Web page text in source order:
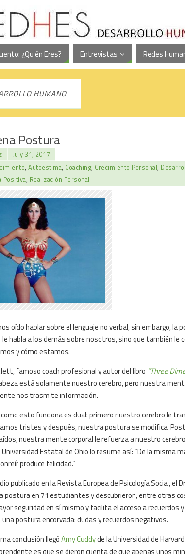
¿Quién Eres? Entrevistas Redes
HUMANO
Postura
July 31, 2017
, Autoestima, Coaching, Crecimiento Personal,
Positiva, Realización Personal
oído hablar sobre el lenguaje no verbal, sin embargo, la
habla a los demás sobre nosotros, sino que también le
y cómo estamos.
famoso coach profesional y autor del libro “Three
está solamente nuestro cerebro, pero nuestra
nos trasmite información.
esto funciona es dual: primero nuestro cerebro le
tristes y después, nuestra postura se modifica.
nuestra mente corporal le refuerza a nuestro
Estatal de Ohio lo resume así: “De la misma
produce felicidad.”
publicado en la Revista Europea de Psicología Social, el
postura en 71 estudiantes y descubrieron, entre otras
seguridad en sí mismo y facilita el acceso a recuerdos
una postura encorvada: dudas y recuerdos negativos.
conclusión llegóAmy Cuddyde la Universidad de
es que se dieron cuenta de que apenas unos